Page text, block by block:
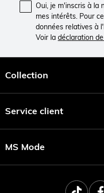
Oui, je m'inscris à la
mes intérêts. Pour
données relatives à
Voir la déclaration
Collection
Service client
MS Mode